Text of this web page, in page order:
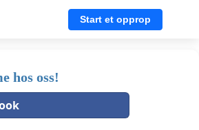
Start et opprop
hos oss!